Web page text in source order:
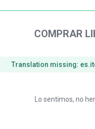
COMPRAR
Translation missing:
Lo sentimos, no